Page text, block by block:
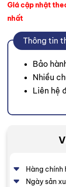
Giá cập nhật
nhất
Thông tin
Bảo
Nhiều
Liên hệ
Hàng chính
Ngày sản